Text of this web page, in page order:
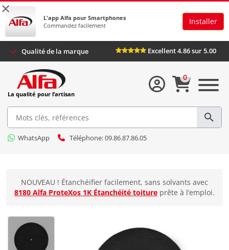
×
L'app Alfa pour Smartphones
Commandez facilement
Installer
Qualité de la marque Excellent 4.86 sur
La qualité pour l’artisan
WhatsApp Téléphone: 09.86.87.86.05
0
NOUVEAU ! Étanchéifier facilement, sans solvants avec
8180 Alfa ProteXos 1K Étanchéité toiture prête à l’emploi.